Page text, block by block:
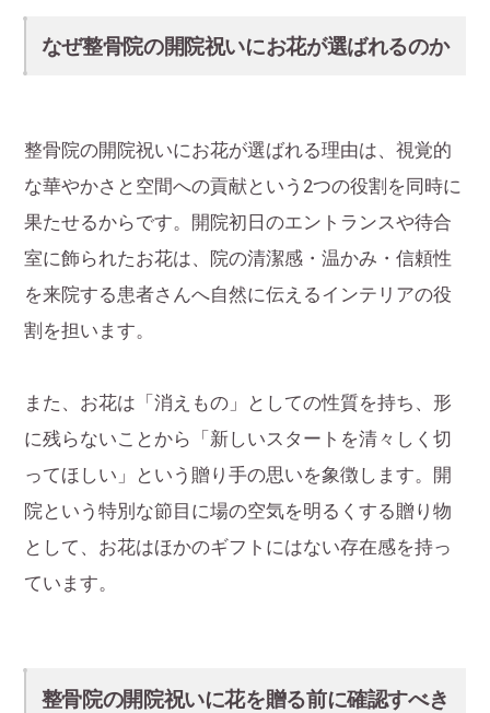
なぜ整骨院の開院祝いにお花が選ばれるのか
整骨院の開院祝いにお花が選ばれる理由は、視覚的
な華やかさと空間への貢献という2つの役割を同時に
果たせるからです。開院初日のエントランスや待合
室に飾られたお花は、院の清潔感・温かみ・信頼性
を来院する患者さんへ自然に伝えるインテリアの役
割を担います。
また、お花は「消えもの」としての性質を持ち、形
に残らないことから「新しいスタートを清々しく切
ってほしい」という贈り手の思いを象徴します。開
院という特別な節目に場の空気を明るくする贈り物
として、お花はほかのギフトにはない存在感を持っ
ています。
整骨院の開院祝いに花を贈る前に確認すべき